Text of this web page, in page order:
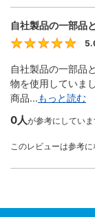
自社製品の一部品
自社製品の一部品
物を使用していま
商品...もっと読む
0人が参考にしていま
このレビューは参考